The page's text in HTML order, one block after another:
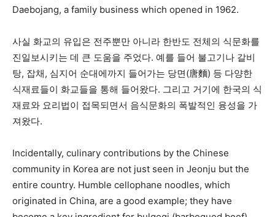
Daebojang, a family business which opened in 1962.
사실 화교의 유입은 전주뿐만 아니라 한반도 전체의 식문화를
진일보시키는 데 큰 도움을 주었다. 예를 들어 불고기나 갈비
탕, 잡채, 심지어 순대에까지 들어가는 당면(唐麵) 등 다양한
식재료들이 화교들을 통해 들어왔다. 그리고 거기에 한국의 식
재료와 요리법이 접목되면서 음식문화의 폭발적인 융성을 가
져왔다.
Incidentally, culinary contributions by the Chinese
community in Korea are not just seen in Jeonju but the
entire country. Humble cellophane noodles, which
originated in China, are a good example; they have